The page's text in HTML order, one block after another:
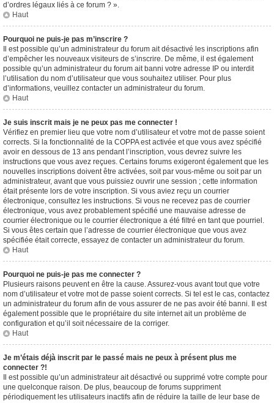
d’ordres légaux liés à ce forum ? ».
Haut
Pourquoi ne puis-je pas m’inscrire ?
Il est possible qu’un administrateur du forum ait désactivé les inscriptions afin
d’empêcher les nouveaux visiteurs de s’inscrire. De même, il est également
possible qu’un administrateur du forum ait banni votre adresse IP ou interdit
l’utilisation du nom d’utilisateur que vous souhaitez utiliser. Pour plus
d’informations, veuillez contacter un administrateur du forum.
Haut
Je suis inscrit mais je ne peux pas me connecter !
Vérifiez en premier lieu que votre nom d’utilisateur et votre mot de passe soient
corrects. Si la fonctionnalité de la COPPA est activée et que vous avez spécifié
avoir en dessous de 13 ans pendant l’inscription, vous devrez suivre les
instructions que vous avez reçues. Certains forums exigeront également que les
nouvelles inscriptions doivent être activées, soit par vous-même ou soit par un
administrateur, avant que vous puissiez ouvrir une session ; cette information
était présente lors de votre inscription. Si vous aviez reçu un courrier
électronique, consultez les instructions. Si vous ne recevez pas de courrier
électronique, vous avez probablement spécifié une mauvaise adresse de
courrier électronique ou le courrier électronique a été filtré en tant que pourriel.
Si vous êtes certain que l’adresse de courrier électronique que vous avez
spécifiée était correcte, essayez de contacter un administrateur du forum.
Haut
Pourquoi ne puis-je pas me connecter ?
Plusieurs raisons peuvent en être la cause. Assurez-vous avant tout que votre
nom d’utilisateur et votre mot de passe soient corrects. Si tel est le cas, contactez
un administrateur du forum afin de vous assurer de ne pas avoir été banni. Il est
également possible que le propriétaire du site internet ait un problème de
configuration et qu’il soit nécessaire de la corriger.
Haut
Je m’étais déjà inscrit par le passé mais ne peux à présent plus me
connecter ?!
Il est possible qu’un administrateur ait désactivé ou supprimé votre compte pour
une quelconque raison. De plus, beaucoup de forums suppriment
périodiquement les utilisateurs inactifs afin de réduire la taille de leur base de